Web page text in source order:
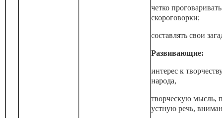
четко проговаривать
скороговорки;
составлять свои
Развивающие:
интерес к
народа,
творческую мысль,
устную речь,